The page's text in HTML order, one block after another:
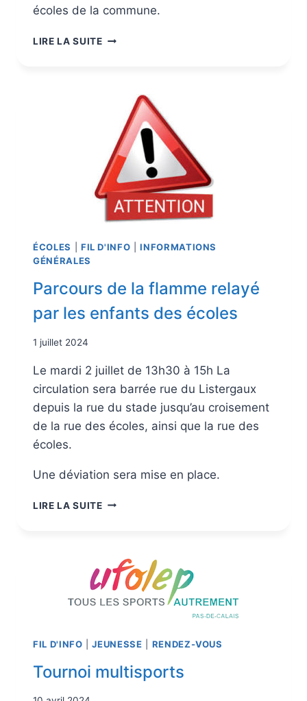
écoles de la commune.
LIRE LA SUITE
ÉCOLES FIL D'INFO |INFORMATIONS
GÉNÉRALES
Parcours de la flamme relayé
par les enfants des écoles
1 juillet 2024
Le mardi 2 juillet de 13h30 à 15h La
circulation sera barrée rue du Listergaux
depuis la rue du stade jusqu’au croisement
de la rue des écoles, ainsi que la rue des
écoles.
Une déviation sera mise en place.
LIRE LA SUITE
FIL D'INFO |JEUNESSE RENDEZ-VOUS
Tournoi multisports